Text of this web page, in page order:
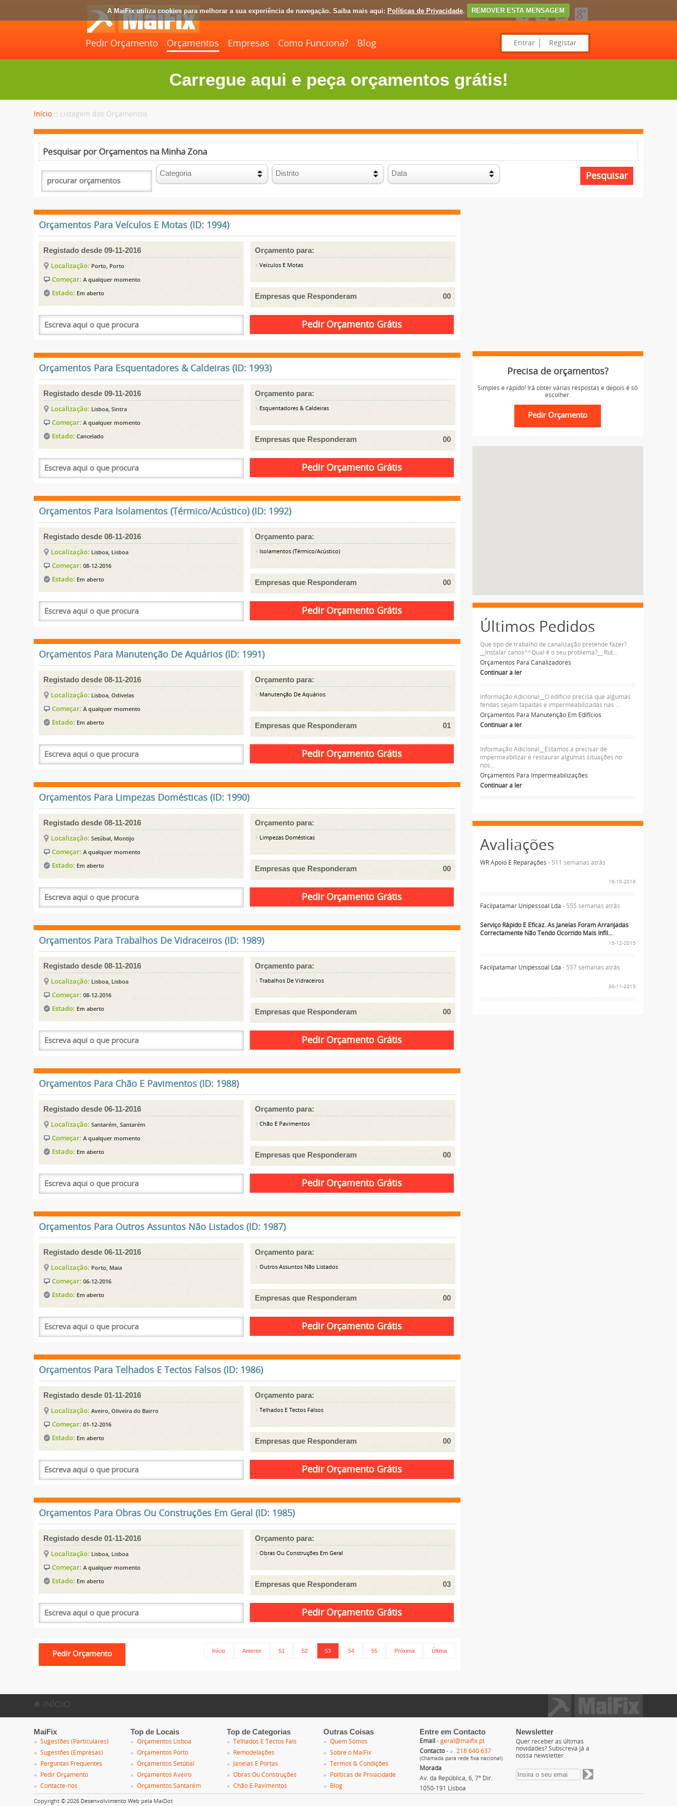
A MaiFix utiliza cookies para melhorar a sua experiência de navegação. Saiba mais aqui: Políticas de Privacidade. REMOVER ESTA MENSAGEM
Pedir Orçamento Orçamentos Empresas Como Funciona? Blog Entrar Registar
Carregue aqui e peça orçamentos grátis!
Início :: Listagem dos Orçamentos
Pesquisar por Orçamentos na Minha Zona
Orçamentos Para Veículos E Motas (ID: 1994)
Registado desde 09-11-2016
Localização: Porto, Porto
Começar:A qualquer momento
Estado: Em aberto
Orçamento para:
Veículos E Motas
Empresas que Responderam 00
Orçamentos Para Esquentadores & Caldeiras (ID: 1993)
Registado desde 09-11-2016
Localização: Lisboa, Sintra
Começar:A qualquer momento
Estado:Cancelado
Orçamento para:
Esquentadores & Caldeiras
Empresas que Responderam 00
Orçamentos Para Isolamentos (Térmico/Acústico) (ID: 1992)
Registado desde 08-11-2016
Localização: Lisboa, Lisboa
Começar:08-12-2016
Estado: Em aberto
Orçamento para:
Isolamentos (Térmico/Acústico)
Empresas que Responderam 00
Orçamentos Para Manutenção De Aquários (ID: 1991)
Registado desde 08-11-2016
Localização: Lisboa, Odivelas
Começar:A qualquer momento
Estado: Em aberto
Orçamento para:
Manutenção De Aquários
Empresas que Responderam 01
Orçamentos Para Limpezas Domésticas (ID: 1990)
Registado desde 08-11-2016
Localização:Setúbal, Montijo
Começar:A qualquer momento
Estado: Em aberto
Orçamento para:
Limpezas Domésticas
Empresas que Responderam 00
Orçamentos Para Trabalhos De Vidraceiros (ID: 1989)
Registado desde 08-11-2016
Localização: Lisboa, Lisboa
Começar:08-12-2016
Estado: Em aberto
Orçamento para:
Trabalhos De Vidraceiros
Empresas que Responderam 00
Orçamentos Para Chão E Pavimentos (ID: 1988)
Registado desde 06-11-2016
Localização:Santarém, Santarém
Começar:A qualquer momento
Estado: Em aberto
Orçamento para:
Chão E Pavimentos
Empresas que Responderam 00
Orçamentos Para Outros Assuntos Não Listados (ID: 1987)
Registado desde 06-11-2016
Localização: Porto, Maia
Começar:06-12-2016
Estado: Em aberto
Orçamento para:
Outros Assuntos Não Listados
Empresas que Responderam 00
Orçamentos Para Telhados E Tectos Falsos (ID: 1986)
Registado desde 01-11-2016
Localização:Aveiro, Oliveira do Bairro
Começar:01-12-2016
Estado: Em aberto
Orçamento para:
Telhados E Tectos Falsos
Empresas que Responderam 00
Orçamentos Para Obras Ou Construções Em Geral (ID: 1985)
Registado desde 01-11-2016
Localização: Lisboa, Lisboa
Começar:A qualquer momento
Estado: Em aberto
Orçamento para:
Obras Ou Construções Em Geral
Empresas que Responderam 03
Início Anterior 51 52 53 54 55 Próxima Última
Precisa de orçamentos?
Simples e rápido! Irá obter várias respostas e depois é só
escolher.
Últimos Pedidos
Que tipo de trabalho de canalização pretende fazer?
__Instalar canos^^Qual é o seu problema?__ Rut...
Orçamentos Para Canalizadores
Continuar a ler
Informação Adicional__O edificio precisa que algumas
fendas sejam tapadas e impermeabilizadas nas ...
Orçamentos Para Manutenção Em Edifícios
Continuar a ler
Informação Adicional__Estamos a precisar de
impermeabilizar e restaurar algumas situações no
nos...
Orçamentos Para Impermeabilizações
Continuar a ler
Avaliações
WR Apoio E Reparações - 511 semanas atrás
16-10-2016
Facilpatamar Unipessoal Lda - 555 semanas atrás
Serviço Rápido E Eficaz. As Janelas Foram Arranjadas
Correctamente Não Tendo Ocorrido Mais Infil...
15-12-2015
Facilpatamar Unipessoal Lda - 557 semanas atrás
30-11-2015
INÍCIO
MaiFix
Sugestões (Particulares)
Sugestões (Empresas)
Perguntas Frequentes
Pedir Orçamento
Contacte-nos
Top de Locais
Orçamentos Lisboa
Orçamentos Porto
Orçamentos Setúbal
Orçamentos Aveiro
Orçamentos Santarém
Top de Categorias
Telhados E Tectos Fals
Remodelações
Janelas E Portas
Obras Ou Construções
Chão E Pavimentos
Outras Coisas
Quem Somos
Sobre o MaiFix
Termos & Condições
Políticas de Privacidade
Blog
Entre em Contacto
Email- geral@maifix.pt
Contacto- 218 640 637
(Chamada para rede fixa nacional)
Morada
Av. da República, 6, 7º Dir.
1050-191 Lisboa
Newsletter
Quer receber as últimas
novidades? Subscreva já a
nossa newsletter.
Copyright © 2026 Desenvolvimento Web pela MaiDot